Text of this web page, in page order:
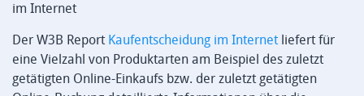
im Internet
Der W3B Report Kaufentscheidung im Internet liefert für
eine Vielzahl von Produktarten am Beispiel des zuletzt
getätigten Online-Einkaufs bzw. der zuletzt getätigten